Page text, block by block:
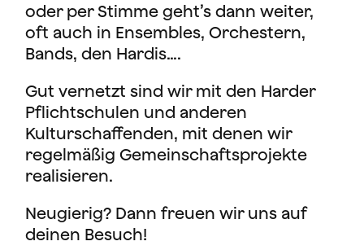
oder per Stimme geht’s dann weiter,
oft auch in Ensembles, Orchestern,
Bands, den Hardis….
Gut vernetzt sind wir mit den Harder
Pflichtschulen und anderen
Kulturschaffenden, mit denen wir
regelmäßig Gemeinschaftsprojekte
realisieren.
Neugierig? Dann freuen wir uns auf
deinen Besuch!